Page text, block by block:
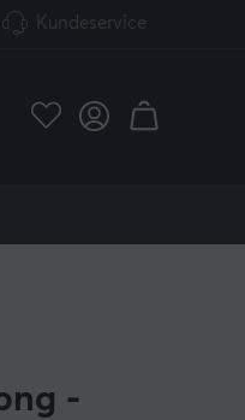
Kundeservice
-